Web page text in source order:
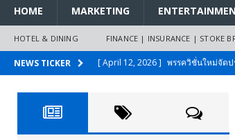
HOME MARKETING
HOTEL & DINING FINANCE | INSURANCE | STOKE
NEWS TICKER [ April 12, 2026 ] พรรควิชั่นใหม่จัด
[ March 26, 2026 ]
เริ่มแล้วงานมห